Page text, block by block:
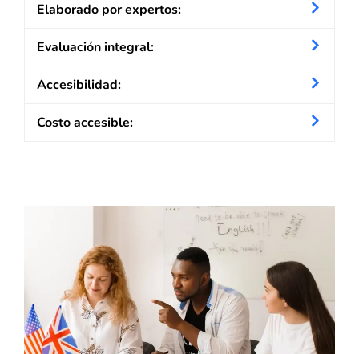
Elaborado por expertos:
Evaluación integral:
Accesibilidad:
Costo accesible: